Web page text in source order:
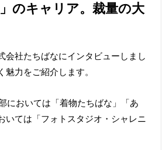
のキャリア。裁量の大
会社たちばなにインタビューしまし
力をご紹介します。
においては「着物たちばな」「あ
いては「フォトスタジオ・シャレニ